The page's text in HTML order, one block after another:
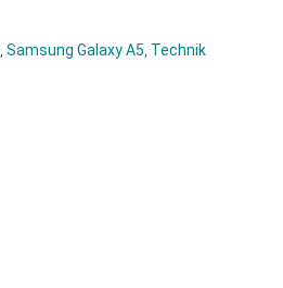
,Samsung Galaxy A5 Technik